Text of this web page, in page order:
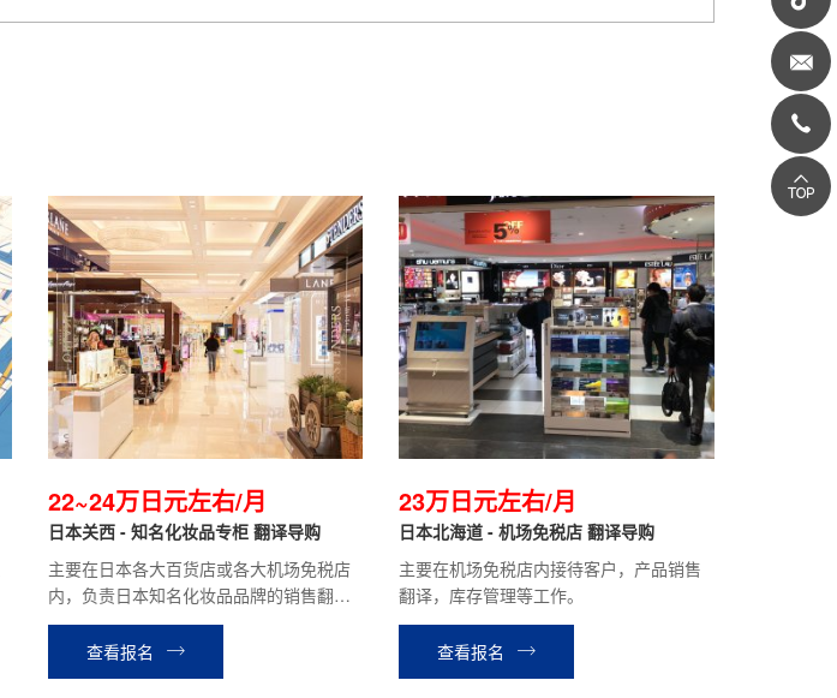
22~24万日元左右/月
日本关西 - 知名化妆品专柜 翻译导购
主要在日本各大百货店或各大机场免税店
内，负责日本知名化妆品品牌的销售翻译
工作。
查看报名
23万日元左右/月
日本北海道 - 机场免税店 翻译导购
主要在机场免税店内接待客户，产品销售
翻译，库存管理等工作。
查看报名